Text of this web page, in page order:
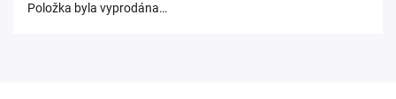
Položka byla vyprodána…